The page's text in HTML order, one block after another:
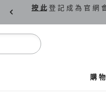
按 此 登 記 成 為 官 網
購 物